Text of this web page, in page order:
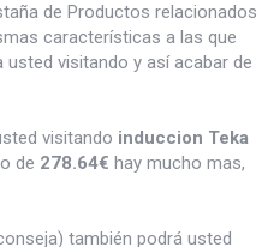
de Productos relacionados
características a las que
visitando y así acabar de
visitando induccion Teka
de 278.64€ hay mucho mas,
también podrá usted